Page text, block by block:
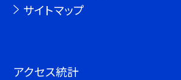
サイトマップ
アクセス統計